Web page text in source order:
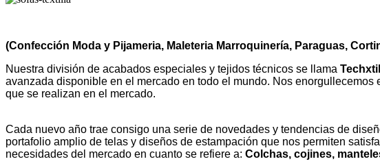
(Confección Moda y Pijameria, Maleteria Marroquinería, Paraguas,
Nuestra división de acabados especiales y tejidos técnicos se llama
avanzada disponible en el mercado en todo el mundo. Nos
que se realizan en el mercado.
Cada nuevo año trae consigo una serie de novedades y tendencias de
portafolio amplio de telas y diseños de estampación que nos permiten
necesidades del mercado en cuanto se refiere a: Colchas, cojines,